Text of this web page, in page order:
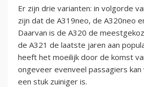
Er zijn drie varianten: in volgorde
zijn dat de A319neo, de A320neo
Daarvan is de A320 de
de A321 de laatste jaren aan
heeft het moeilijk door de komst
ongeveer evenveel passagiers
een stuk zuiniger is.